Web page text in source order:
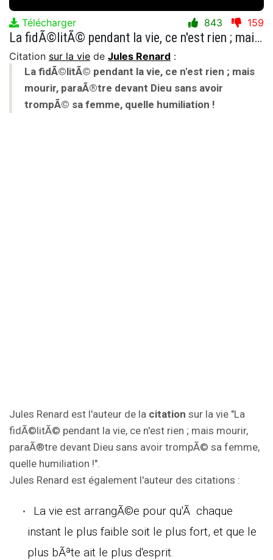
Télécharger 843 159
La fidÃ©litÃ© pendant la vie, ce n'est rien ; mais mourir, paraÃ®tre devant Dieu sans avoir trompÃ© sa femme, quelle humiliation !
Citation sur la vie de Jules Renard :
La fidÃ©litÃ© pendant la vie, ce n'est rien ; mais
mourir, paraÃ®tre devant Dieu sans avoir
trompÃ© sa femme, quelle humiliation !
Jules Renard est l'auteur de la citation sur la vie "La
fidÃ©litÃ© pendant la vie, ce n'est rien ; mais mourir,
paraÃ®tre devant Dieu sans avoir trompÃ© sa femme,
quelle humiliation !".
Jules Renard est également l'auteur des citations :
La vie est arrangÃ©e pour qu'Ã chaque
instant le plus faible soit le plus fort, et que le
plus bÃªte ait le plus d'esprit.